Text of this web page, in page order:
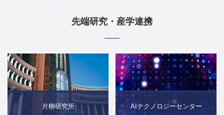
先端研究・産学連携
片柳研究所 AIテクノロジーセンター